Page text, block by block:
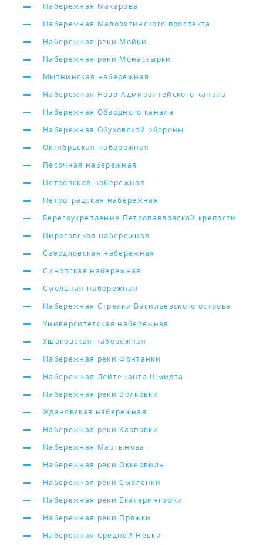
Набережная Макарова
Набережная Малоохтинского проспекта
Набережная реки Мойки
Набережная реки Монастырки
Мытнинская набережная
Набережная Ново-Адмиралтейского канала
Набережная Обводного канала
Набережная Обуховской обороны
Октябрьская набережная
Песочная набережная
Петровская набережная
Петроградская набережная
Берегоукрепление Петропавловской крепости
Пироговская набережная
Свердловская набережная
Синопская набережная
Смольная набережная
Набережная Стрелки Васильевского острова
Университетская набережная
Ушаковская набережная
Набережная реки Фонтанки
Набережная Лейтенанта Шмидта
Набережная реки Волковки
Ждановская набережная
Набережная реки Карповки
Набережная Мартынова
Набережная реки Оккервиль
Набережная реки Смоленки
Набережная реки Екатерингофки
Набережная реки Пряжки
Набережная Средней Невки